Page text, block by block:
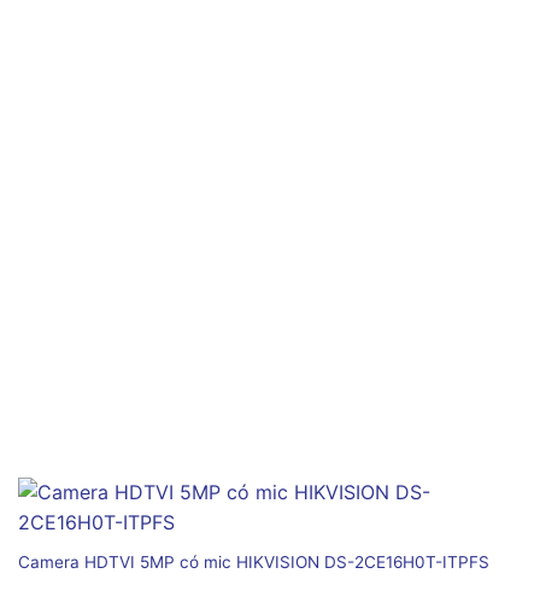
Camera HDTVI 5MP có mic HIKVISION DS-2CE16H0T-ITPFS